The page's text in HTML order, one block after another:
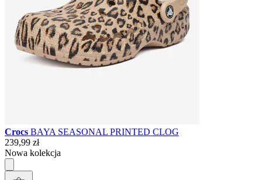
Crocs BAYA SEASONAL PRINTED CLOG
239,99 zł
Nowa kolekcja